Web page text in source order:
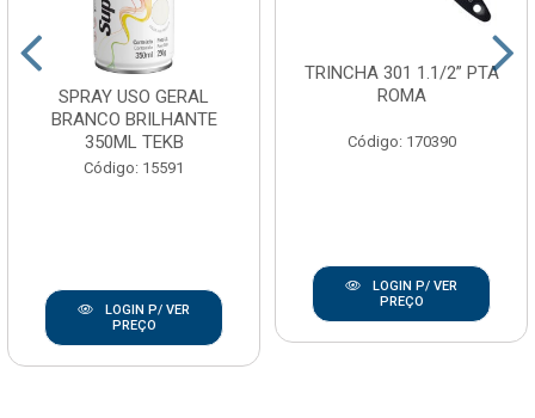
SPRAY USO GERAL
BRANCO BRILHANTE
350ML TEKB
Código: 15591
LOGIN P/ VER
PREÇO
TRINCHA 301 1.1/2” PTA
ROMA
Código: 170390
LOGIN P/ VER
PREÇO